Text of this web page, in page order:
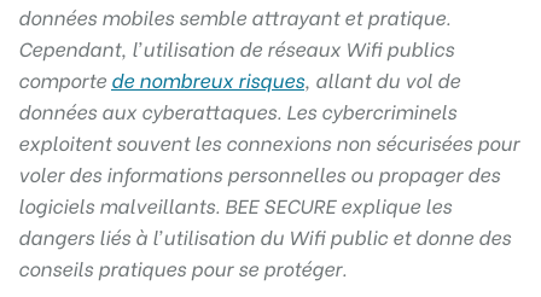
données mobiles semble attrayant et pratique.
Cependant, l’utilisation de réseaux Wifi publics
comporte de nombreux risques, allant du vol de
données aux cyberattaques. Les cybercriminels
exploitent souvent les connexions non sécurisées pour
voler des informations personnelles ou propager des
logiciels malveillants. BEE SECURE explique les
dangers liés à l’utilisation du Wifi public et donne des
conseils pratiques pour se protéger.